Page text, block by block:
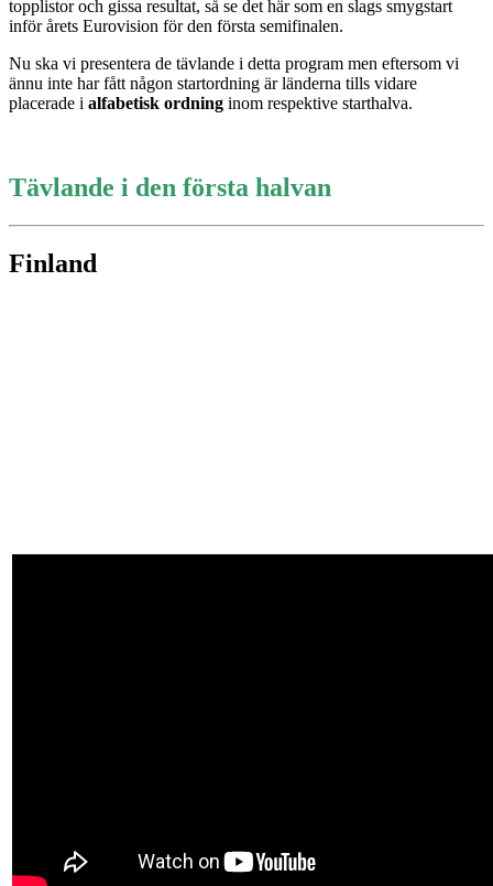
topplistor och gissa resultat, så se det här som en slags smygstart
inför årets Eurovision för den första semifinalen.
Nu ska vi presentera de tävlande i detta program men eftersom vi
ännu inte har fått någon startordning är länderna tills vidare
placerade i alfabetisk ordning inom respektive starthalva.
Tävlande i den första halvan
Finland